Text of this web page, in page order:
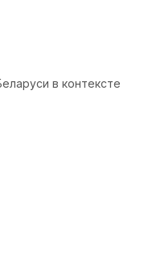
в контексте